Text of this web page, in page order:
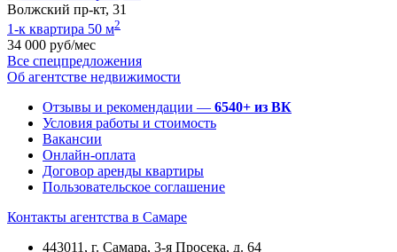
Волжский пр-кт, 31
1-к квартира 50 м2
34 000 руб/мес
Все спецпредложения
Об агентстве недвижимости
Отзывы и рекомендации — 6540+ из ВК
Условия работы и стоимость
Вакансии
Онлайн-оплата
Договор аренды квартиры
Пользовательское соглашение
Контакты агентства в Самаре
443011, г. Самара, 3-я Просека, д. 64